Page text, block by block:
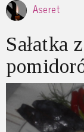
Aseret
Sałatka